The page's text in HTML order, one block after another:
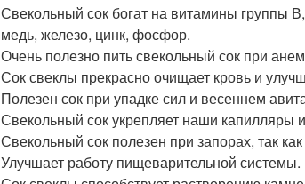
Свекольный сок богат на витамины группы
медь, железо, цинк, фосфор.
Очень полезно пить свекольный сок при
Сок свеклы прекрасно очищает кровь и
Полезен сок при упадке сил и весеннем
Свекольный сок укрепляет наши капилляры
Свекольный сок полезен при запорах, так
Улучшает работу пищеварительной системы.